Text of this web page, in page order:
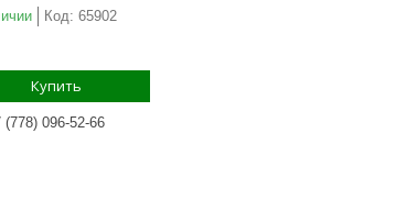
Код: 65902
Купить
(778) 096-52-66